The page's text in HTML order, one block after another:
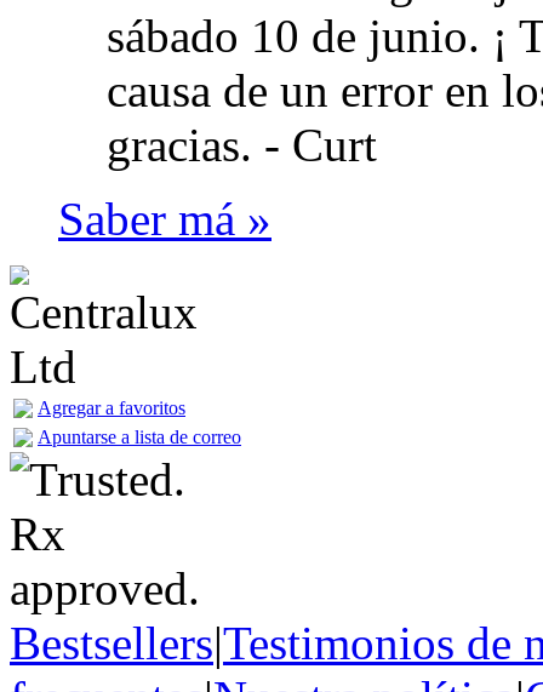
sábado 10 de junio. ¡
causa de un error en
gracias. - Curt
Saber má »
Agregar a favoritos
Apuntarse a lista de correo
Bestsellers|Testimonios de